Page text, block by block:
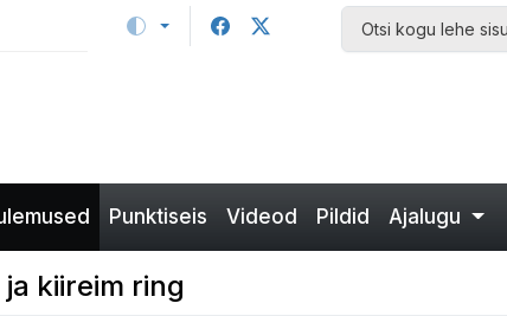
Punktiseis Videod Pildid Ajalugu
kiireim ring